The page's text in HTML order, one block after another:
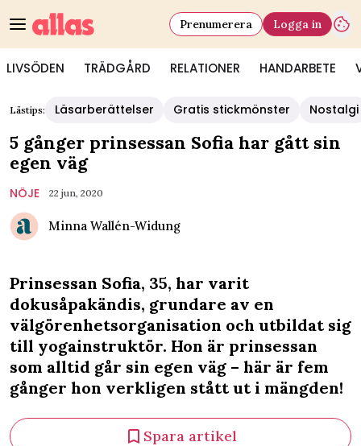
LIVSÖDEN TRÄDGÅRD RELATIONER HANDARBETE
Prenumerera Logga in
Lästips: Läsarberättelser Gratis stickmönster Nostalgi
5 gånger prinsessan Sofia har gått sin
egen väg
NÖJE 22 jun, 2020
Minna Wallén-Widung
Prinsessan Sofia, 35, har varit
dokusåpakändis, grundare av en
välgörenhetsorganisation och utbildat sig
till yogainstruktör. Hon är prinsessan
som alltid går sin egen väg – här är fem
gånger hon verkligen stått ut i mängden!
Spara artikel